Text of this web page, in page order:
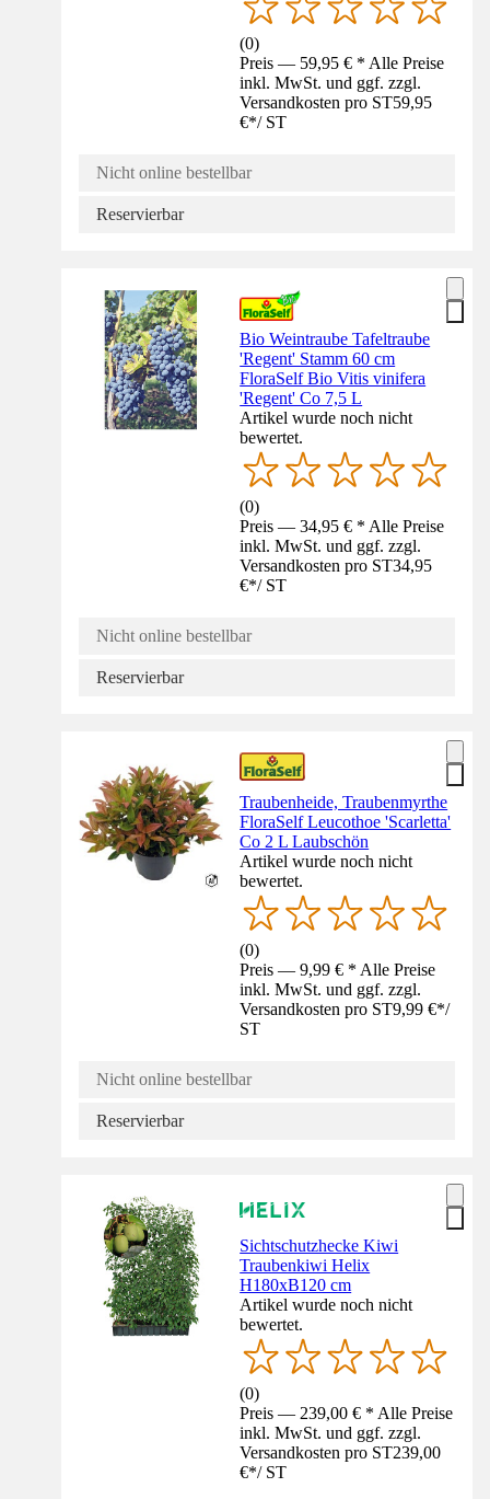
(0)
Preis — 59,95 € * Alle Preise
inkl. MwSt. und ggf. zzgl.
Versandkosten pro ST59,95
€*/ ST
Nicht online bestellbar
Reservierbar
Bio Weintraube Tafeltraube
'Regent' Stamm 60 cm
FloraSelf Bio Vitis vinifera
'Regent' Co 7,5 L
Artikel wurde noch nicht
bewertet.
(0)
Preis — 34,95 € * Alle Preise
inkl. MwSt. und ggf. zzgl.
Versandkosten pro ST34,95
€*/ ST
Nicht online bestellbar
Reservierbar
Traubenheide, Traubenmyrthe
FloraSelf Leucothoe 'Scarletta'
Co 2 L Laubschön
Artikel wurde noch nicht
bewertet.
(0)
Preis — 9,99 € * Alle Preise
inkl. MwSt. und ggf. zzgl.
Versandkosten pro ST9,99 €*/
ST
Nicht online bestellbar
Reservierbar
Sichtschutzhecke Kiwi
Traubenkiwi Helix
H180xB120 cm
Artikel wurde noch nicht
bewertet.
(0)
Preis — 239,00 € * Alle Preise
inkl. MwSt. und ggf. zzgl.
Versandkosten pro ST239,00
€*/ ST